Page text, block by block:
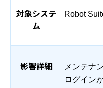
対象システ
ム
Robot
影響詳細
メンテナ
ログイン